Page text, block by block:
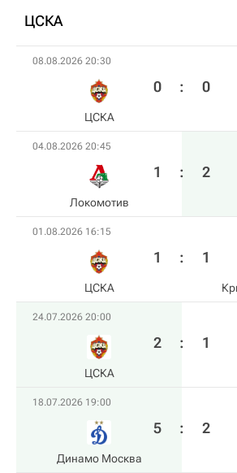
ЦСКА
08.08.2026 20:30
ЦСКА
0 : 0
04.08.2026 20:45
Локомотив
1 : 2
01.08.2026 16:15
ЦСКА
1 : 1
24.07.2026 20:00
ЦСКА
2 : 1
18.07.2026 19:00
Динамо Москва
5 : 2